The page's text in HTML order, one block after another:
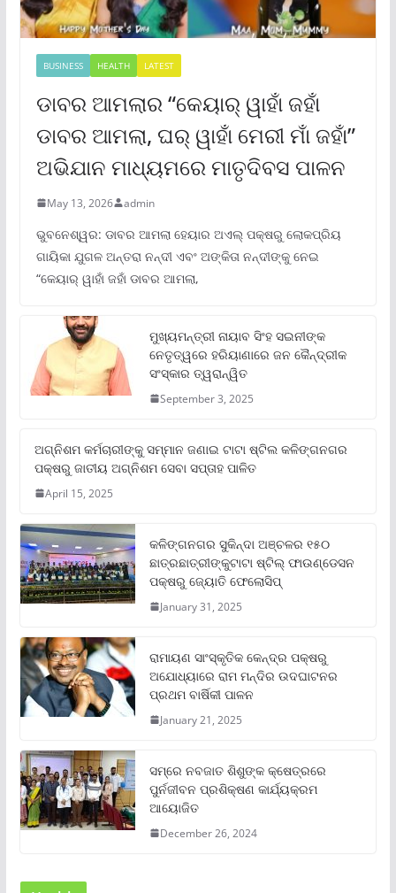
BUSINESS HEALTH LATEST
ଡାବର ଆମଲାର “କେୟାର୍ ୱାହାଁ ଜହାଁ
ଡାବର ଆମଲା, ଘର୍ ୱାହାଁ ମେରୀ ମାଁ ଜହାଁ”
ଅଭିଯାନ ମାଧ୍ୟମରେ ମାତୃଦିବସ ପାଳନ
May 13, 2026 admin
ଭୁବନେଶ୍ୱର: ଡାବର ଆମଲା ହେୟାର ଅଏଲ୍ ପକ୍ଷରୁ ଲୋକପ୍ରିୟ
ଗାୟିକା ଯୁଗଳ ଅନ୍ତରା ନନ୍ଦୀ ଏବଂ ଅଙ୍କିତା ନନ୍ଦୀଙ୍କୁ ନେଇ
“କେୟାର୍ ୱାହାଁ ଜହାଁ ଡାବର ଆମଲା,
ମୁଖ୍ୟମନ୍ତ୍ରୀ ନାୟାବ ସିଂହ ସଇନୀଙ୍କ
ନେତୃତ୍ୱରେ ହରିୟାଣାରେ ଜନ କୈନ୍ଦ୍ରୀକ
ସଂସ୍କାର ତ୍ୱରାନ୍ୱିତ
September 3, 2025
ଅଗ୍ନିଶମ କର୍ମଚାରୀଙ୍କୁ ସମ୍ମାନ ଜଣାଇ ଟାଟା ଷ୍ଟିଲ କଳିଙ୍ଗନଗର
ପକ୍ଷରୁ ଜାତୀୟ ଅଗ୍ନିଶମ ସେବା ସପ୍ତାହ ପାଳିତ
April 15, 2025
କଳିଙ୍ଗନଗର ସୁକିନ୍ଦା ଅଞ୍ଚଳର ୧୫୦
ଛାତ୍ରଛାତ୍ରୀଙ୍କୁଟାଟା ଷ୍ଟିଲ୍ ଫାଉଣ୍ଡେସନ
ପକ୍ଷରୁ ଜ୍ୟୋତି ଫେଲୋସିପ୍‌
January 31, 2025
ରାମାୟଣ ସାଂସ୍କୃତିକ କେନ୍ଦ୍ର ପକ୍ଷରୁ
ଅଯୋଧ୍ୟାରେ ରାମ ମନ୍ଦିର ଉଦଘାଟନର
ପ୍ରଥମ ବାର୍ଷିକୀ ପାଳନ
January 21, 2025
ସମ୍‌ରେ ନବଜାତ ଶିଶୁଙ୍କ କ୍ଷେତ୍ରରେ
ପୁର୍ନଜୀବନ ପ୍ରଶିକ୍ଷଣ କାର୍ଯ୍ୟକ୍ରମ
ଆୟୋଜିତ
December 26, 2024